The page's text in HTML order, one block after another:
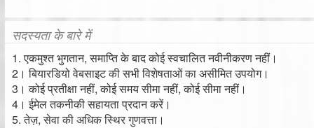
सदस्यता के बारे में
1. एकमुश्त भुगतान, समाप्ति के बाद कोई स्वचालित नवीनीकरण नहीं।
2। बियारडियो वेबसाइट की सभी विशेषताओं का असीमित उपयोग।
3। कोई प्रतीक्षा नहीं, कोई समय सीमा नहीं, कोई सीमा नहीं।
4। ईमेल तकनीकी सहायता प्रदान करें।
5. तेज़, सेवा की अधिक स्थिर गुणवत्ता।